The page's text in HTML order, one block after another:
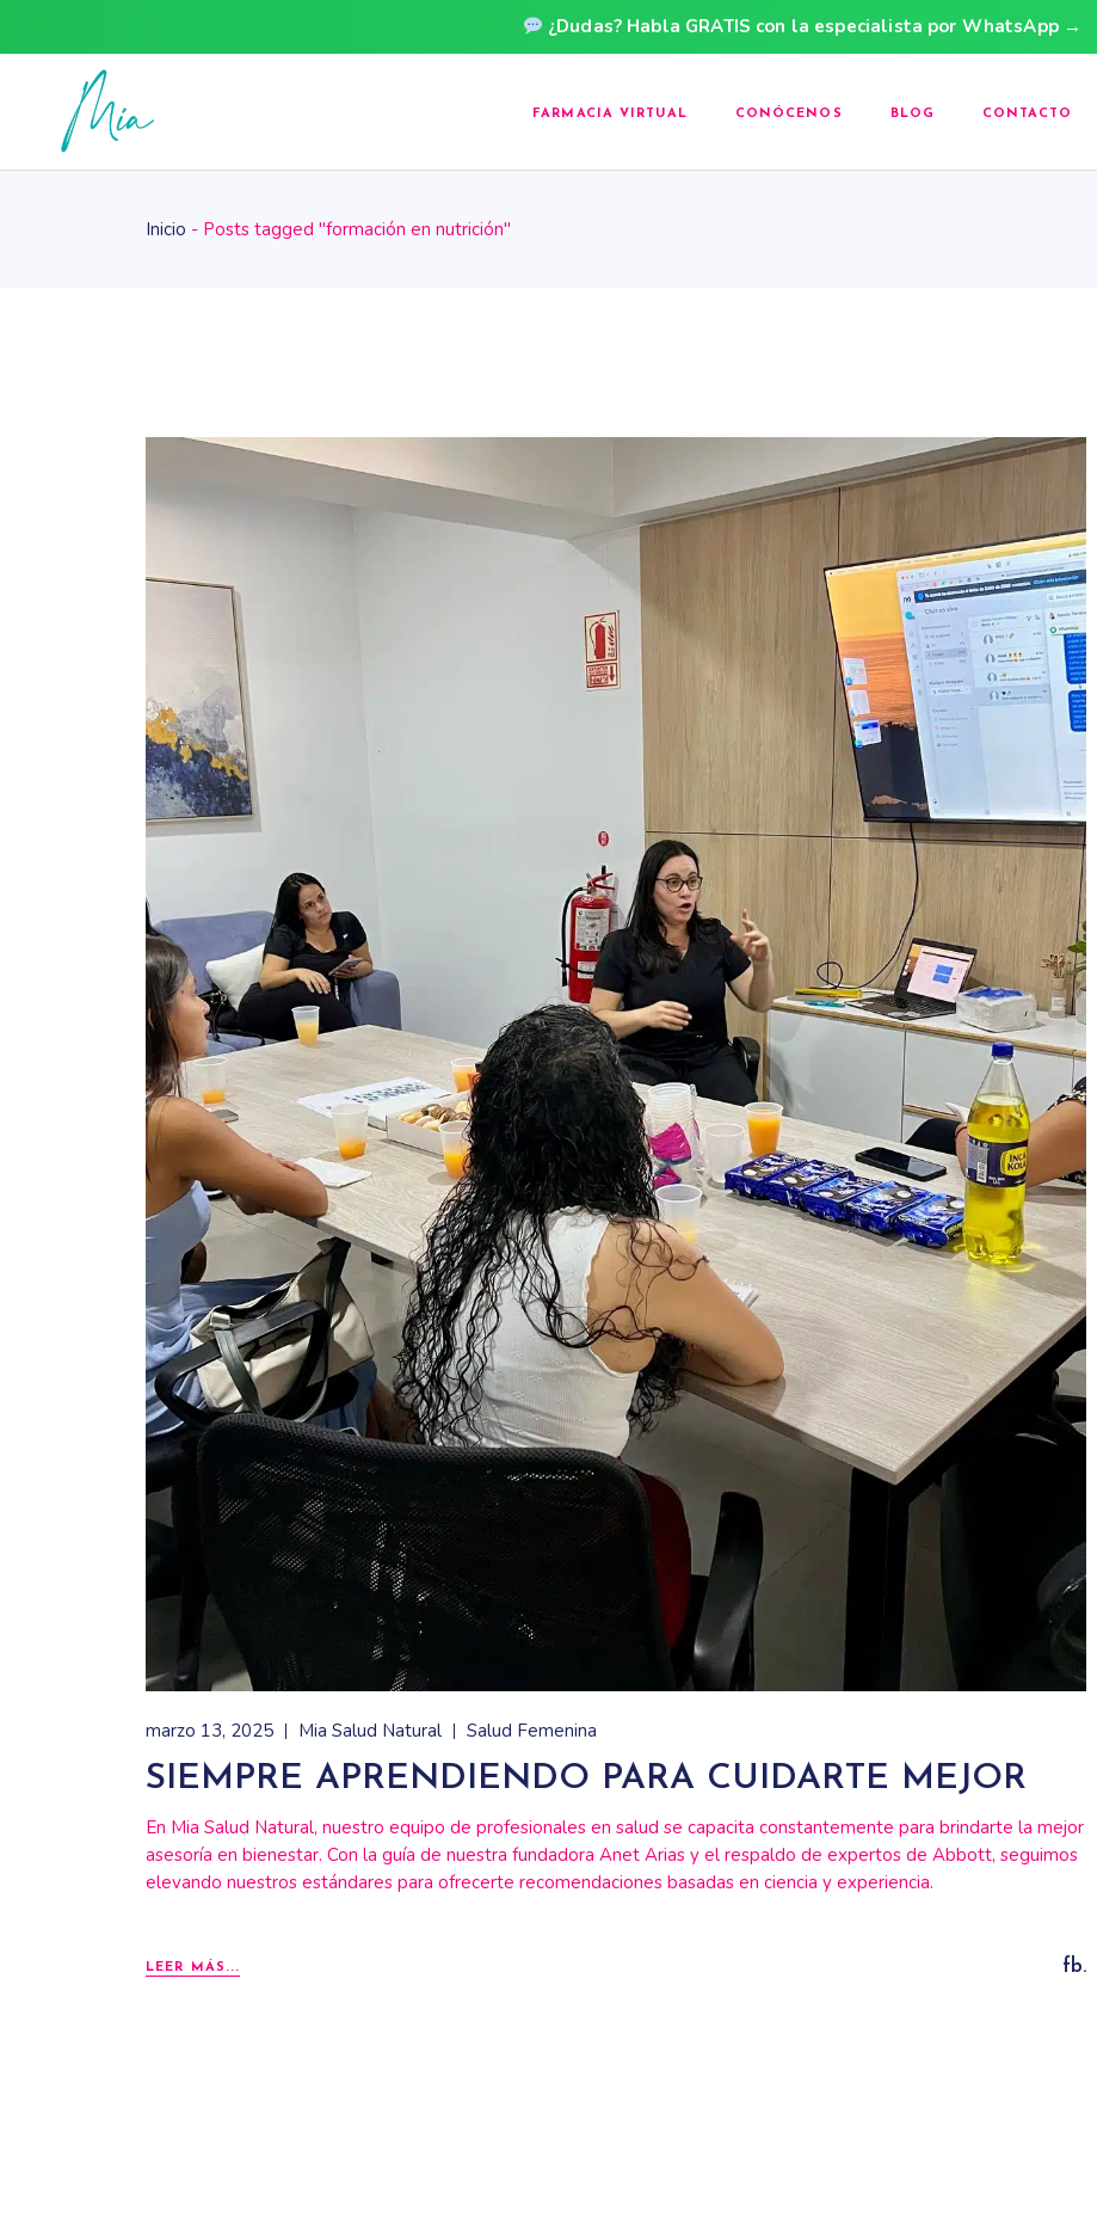
¿Dudas? Habla GRATIS con la especialista por WhatsApp →
Skip
FARMACIA VIRTUAL CONÓCENOS BLOG CONTACTO
Inicio Posts tagged "formación en nutrición"
marzo 13, 2025 Mia Salud Natural Salud Femenina
SIEMPRE APRENDIENDO PARA CUIDARTE MEJOR
En Mia Salud Natural, nuestro equipo de profesionales en salud se capacita constantemente para brindarte la mejor
asesoría en bienestar. Con la guía de nuestra fundadora Anet Arias y el respaldo de expertos de Abbott, seguimos
elevando nuestros estándares para ofrecerte recomendaciones basadas en ciencia y experiencia.
LEER MÁS... fb.